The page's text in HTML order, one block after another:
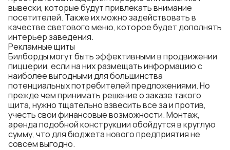
вывески, которые будут привлекать внимание
посетителей. Также их можно задействовать в
качестве светового меню, которое будет дополнять
интерьер заведения.
Рекламные щиты
Билборды могут быть эффективными в продвижении
пиццерии, если на них размещать информацию с
наиболее выгодными для большинства
потенциальных потребителей предложениями. Но
прежде чем принимать решение о заказе такого
щита, нужно тщательно взвесить все за и против,
учесть свои финансовые возможности. Монтаж,
аренда подобной конструкции обойдутся в круглую
сумму, что для бюджета нового предприятия не
совсем выгодно.